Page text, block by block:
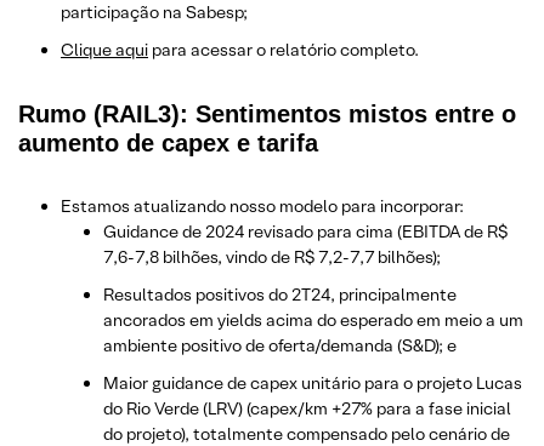
participação na Sabesp;
Clique aqui para acessar o relatório completo.
Rumo (RAIL3): Sentimentos mistos entre o
aumento de capex e tarifa
Estamos atualizando nosso modelo para incorporar:
Guidance de 2024 revisado para cima (EBITDA de R$
7,6-7,8 bilhões, vindo de R$ 7,2-7,7 bilhões);
Resultados positivos do 2T24, principalmente
ancorados em yields acima do esperado em meio a um
ambiente positivo de oferta/demanda (S&D); e
Maior guidance de capex unitário para o projeto Lucas
do Rio Verde (LRV) (capex/km +27% para a fase inicial
do projeto), totalmente compensado pelo cenário de